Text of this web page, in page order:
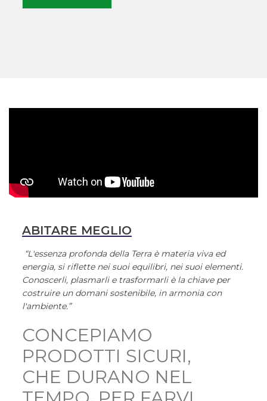
ABITARE MEGLIO
“L'essenza profonda della Terra è materia viva ed
energia, si riflette nei suoi equilibri, nei suoi elementi.
Conoscerli, plasmarli e trasformarli è la chiave per
costruire un domani sostenibile, in armonia con
l'ambiente.”
CONCEPIAMO
PRODOTTI SICURI,
CHE DURANO NEL